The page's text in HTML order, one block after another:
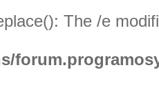
The /e